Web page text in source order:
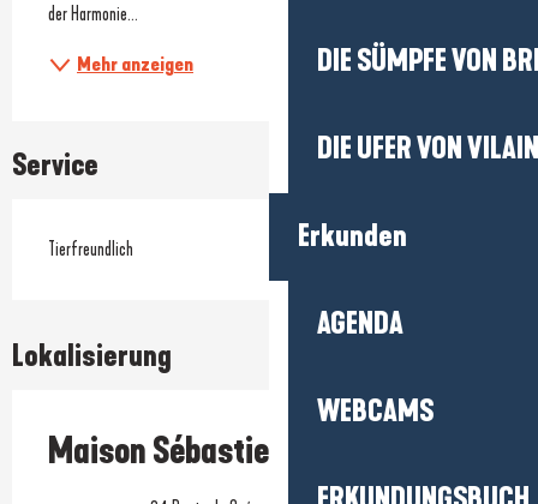
DIE SÜMPFE VON
DIE UFER VON
Erkunden
AGENDA
WEBCAMS
der Harmonie...
Mehr anzeigen
Service
Tierfreundlich
Lokalisierung
Maison Sébastien Briault